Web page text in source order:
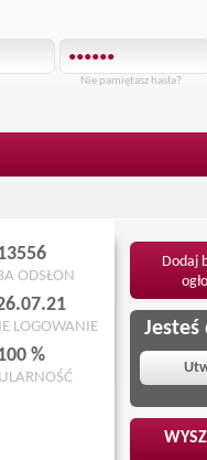
Nie pamiętasz hasła?
ODSŁON
LOGOWANIE
%
Dodaj
Jesteś